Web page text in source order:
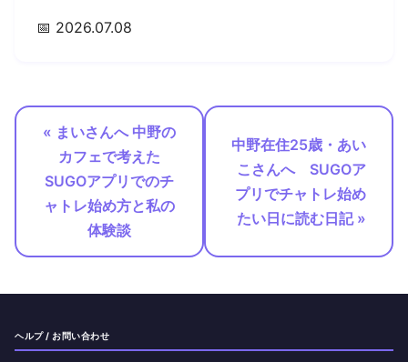
📅 2026.07.08
« まいさんへ 中野の
カフェで考えた
SUGOアプリでのチ
ャトレ始め方と私の
体験談
中野在住25歳・あい
こさんへ SUGOア
プリでチャトレ始め
たい日に読む日記 »
ヘルプ / お問い合わせ